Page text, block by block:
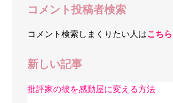
コメント投稿者検索
コメント検索しまくりたい人はこちら
新しい記事
批評家の彼を感動屋に変える方法